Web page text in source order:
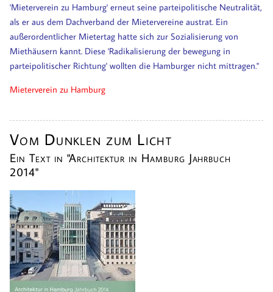
'Mieterverein zu Hamburg' erneut seine parteipolitische Neutralität,
als er aus dem Dachverband der Mietervereine austrat. Ein
außerordentlicher Mietertag hatte sich zur Sozialisierung von
Miethäusern kannt. Diese 'Radikalisierung der bewegung in
parteipolitischer Richtung' wollten die Hamburger nicht mittragen."
Mieterverein zu Hamburg
Vom Dunklen zum Licht
Ein Text in "Architektur in Hamburg Jahrbuch
2014"